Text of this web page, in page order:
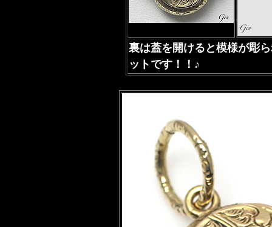
裏は蓋を開けると模様が彫
ットです！！♪